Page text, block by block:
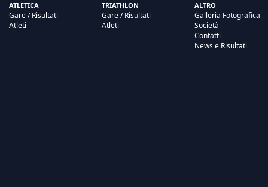
ATLETICA
Gare / Risultati
Atleti
TRIATHLON
Gare / Risultati
Atleti
ALTRO
Galleria Fotografica
Società
Contatti
News e Risultati